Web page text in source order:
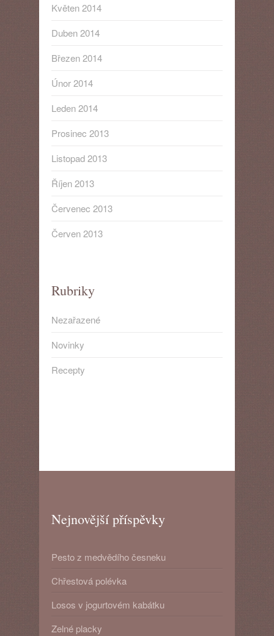
Květen 2014
Duben 2014
Březen 2014
Únor 2014
Leden 2014
Prosinec 2013
Listopad 2013
Říjen 2013
Červenec 2013
Červen 2013
Rubriky
Nezařazené
Novinky
Recepty
Nejnovější příspěvky
Pesto z medvědího česneku
Chřestová polévka
Losos v jogurtovém kabátku
Zelné placky